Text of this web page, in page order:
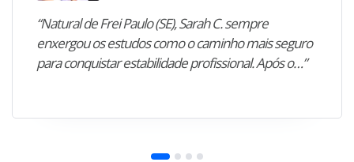
“Natural de Frei Paulo (SE), Sarah C. sempre
enxergou os estudos como o caminho mais seguro
para conquistar estabilidade profissional. Após o…”